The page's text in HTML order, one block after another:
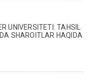
UNIVERSITETI: TAHSIL
SHAROITLAR HAQIDA